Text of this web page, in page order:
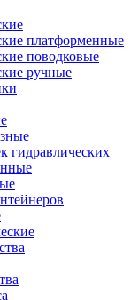
платформенные
поводковые
ручные
гидравлических